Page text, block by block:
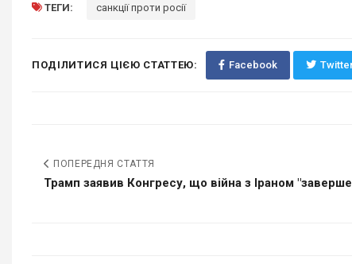
ТЕГИ: санкції проти росії
ПОДІЛИТИСЯ ЦІЄЮ СТАТТЕЮ: Facebook
ПОПЕРЕДНЯ СТАТТЯ
Трамп заявив Конгресу, що війна з Іраном